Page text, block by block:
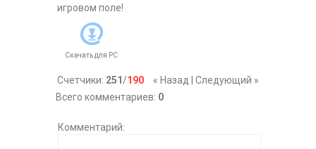
игровом поле!
Скачать для PC
« Назад Следующий »
Счетчики: 251 /190
Всего комментариев: 0
Комментарий: